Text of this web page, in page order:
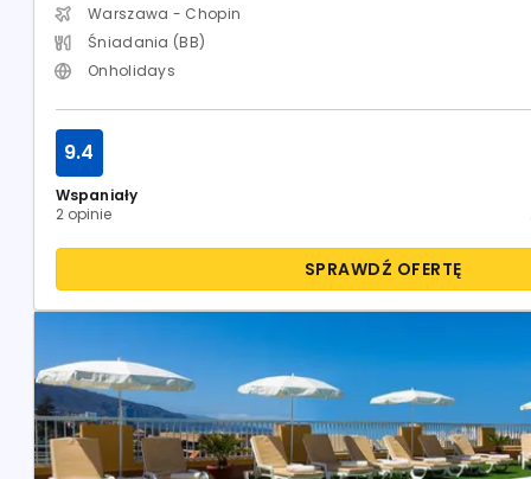
Warszawa - Chopin
Śniadania (BB)
Onholidays
Wspaniały
2 opinie
9.4
SPRAWDŹ OFERTĘ